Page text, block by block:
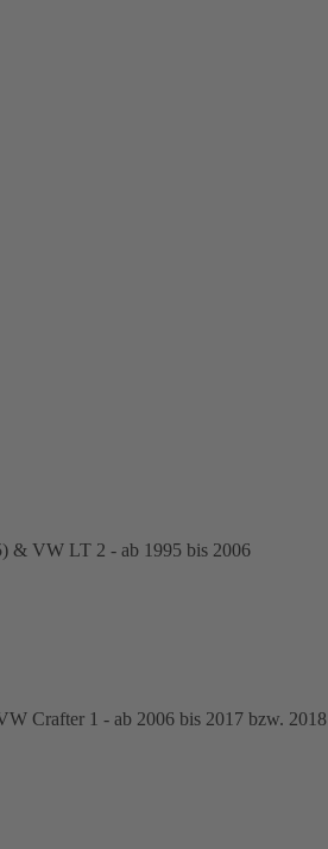
& VW LT 2 - ab 1995 bis 2006
Crafter 1 - ab 2006 bis 2017 bzw. 2018